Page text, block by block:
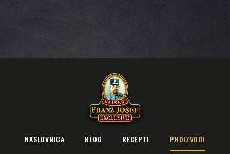
NASLOVNICA BLOG RECEPTI PROIZVODI